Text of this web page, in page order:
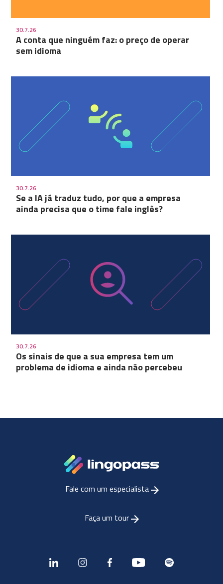
30.7.26
A conta que ninguém faz: o preço de operar
sem idioma
30.7.26
Se a IA já traduz tudo, por que a empresa
ainda precisa que o time fale inglês?
30.7.26
Os sinais de que a sua empresa tem um
problema de idioma e ainda não percebeu
Fale com um especialista
Faça um tour